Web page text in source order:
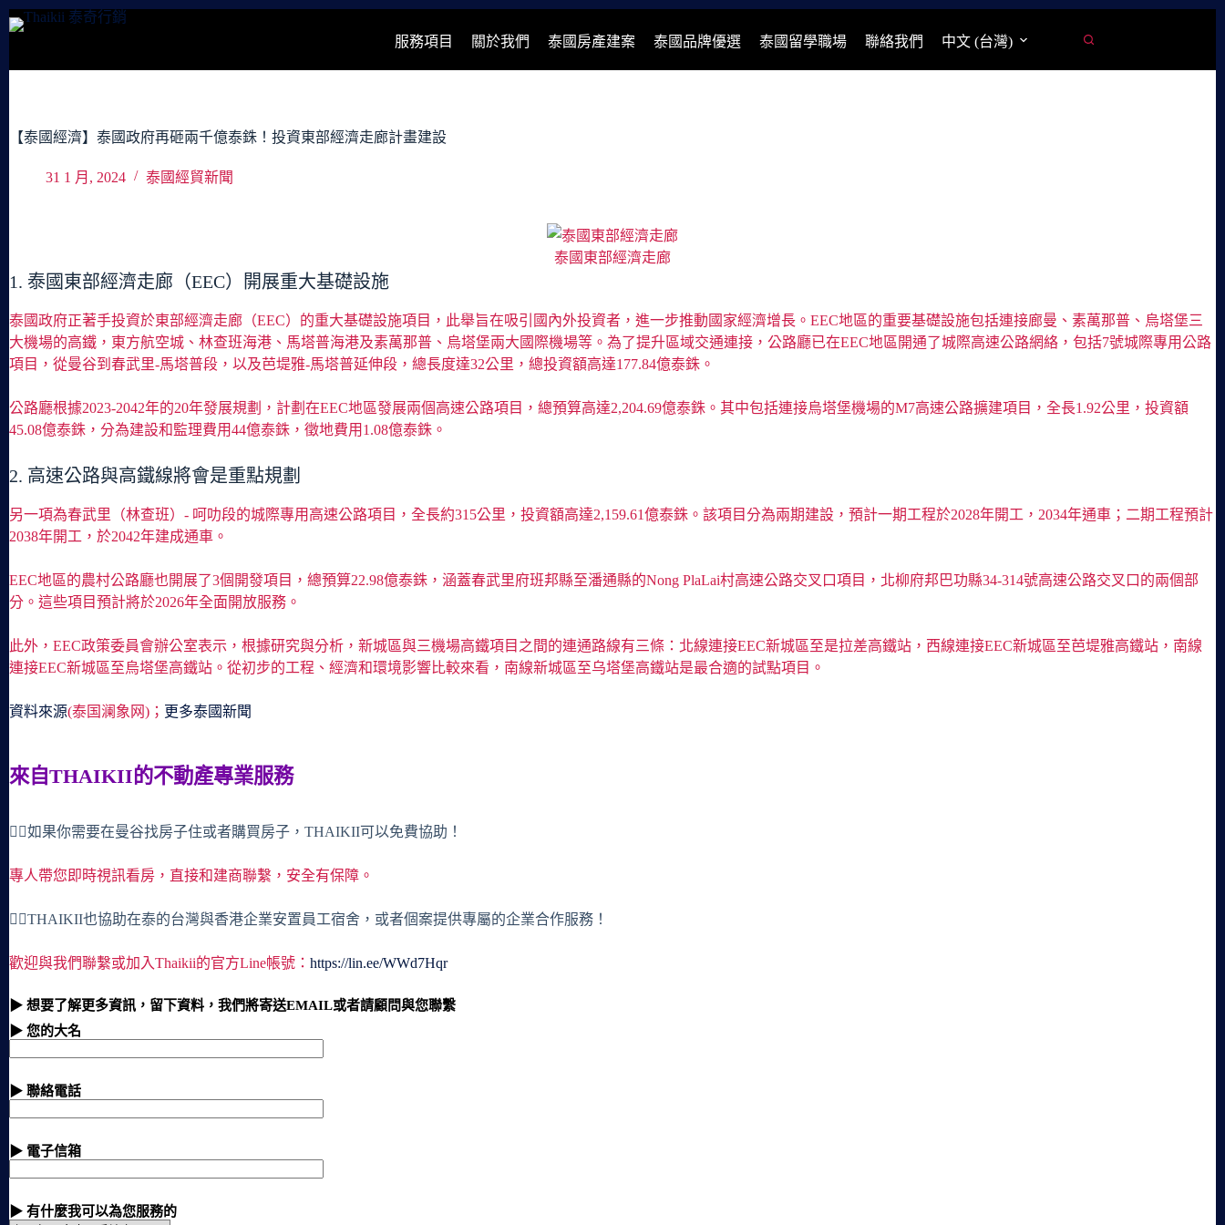
跳
容
服務項目 關於我們 泰國房產建案 泰國品牌優選 泰國留學職場 聯絡我們 中文 (台灣)
【泰國經濟】泰國政府再砸兩千億泰銖！投資東部經濟走廊計畫建設
31 1 月, 2024 泰國經貿新聞
泰國東部經濟走廊
1. 泰國東部經濟走廊（EEC）開展重大基礎設施
泰國政府正著手投資於東部經濟走廊（EEC）的重大基礎設施項目，此舉旨在吸引國內外投資者，進一步推動國家經濟增長。EEC地區的重要基礎設施包括連接廊曼、素萬那普、烏塔堡三
大機場的高鐵，東方航空城、林查班海港、馬塔普海港及素萬那普、烏塔堡兩大國際機場等。為了提升區域交通連接，公路廳已在EEC地區開通了城際高速公路網絡，包括7號城際專用公路
項目，從曼谷到春武里-馬塔普段，以及芭堤雅-馬塔普延伸段，總長度達32公里，總投資額高達177.84億泰銖。
公路廳根據2023-2042年的20年發展規劃，計劃在EEC地區發展兩個高速公路項目，總預算高達2,204.69億泰銖。其中包括連接烏塔堡機場的M7高速公路擴建項目，全長1.92公里，投資額
45.08億泰銖，分為建設和監理費用44億泰銖，徵地費用1.08億泰銖。
2. 高速公路與高鐵線將會是重點規劃
另一項為春武里（林查班）- 呵叻段的城際專用高速公路項目，全長約315公里，投資額高達2,159.61億泰銖。該項目分為兩期建設，預計一期工程於2028年開工，2034年通車；二期工程預計
2038年開工，於2042年建成通車。
EEC地區的農村公路廳也開展了3個開發項目，總預算22.98億泰銖，涵蓋春武里府班邦縣至潘通縣的Nong PlaLai村高速公路交叉口項目，北柳府邦巴功縣34-314號高速公路交叉口的兩個部
分。這些項目預計將於2026年全面開放服務。
此外，EEC政策委員會辦公室表示，根據研究與分析，新城區與三機場高鐵項目之間的連通路線有三條：北線連接EEC新城區至是拉差高鐵站，西線連接EEC新城區至芭堤雅高鐵站，南線
連接EEC新城區至烏塔堡高鐵站。從初步的工程、經濟和環境影響比較來看，南線新城區至乌塔堡高鐵站是最合適的試點項目。
資料來源(泰国澜象网)； 更多泰國新聞
來自THAIKII的不動產專業服務
🙋‍♀️如果你需要在曼谷找房子住或者購買房子，THAIKII可以免費協助！
專人帶您即時視訊看房，直接和建商聯繫，安全有保障。
🙋‍♀️THAIKII也協助在泰的台灣與香港企業安置員工宿舍，或者個案提供專屬的企業合作服務！
歡迎與我們聯繫或加入Thaikii的官方Line帳號： https://lin.ee/WWd7Hqr
▶ 想要了解更多資訊，留下資料，我們將寄送EMAIL或者請顧問與您聯繫
▶ 您的大名
▶ 聯絡電話
▶ 電子信箱
▶ 有什麼我可以為您服務的